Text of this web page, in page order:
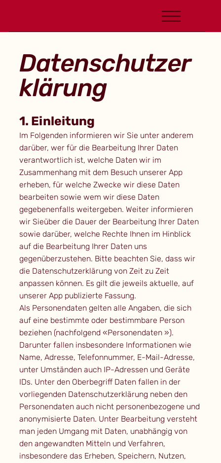
Datenschutzer
klärung
1. Einleitung
Im Folgenden informieren wir Sie unter anderem
darüber, wer für die Bearbeitung Ihrer Daten
verantwortlich ist, welche Daten wir im
Zusammenhang mit dem Besuch unserer App
erheben, für welche Zwecke wir diese Daten
bearbeiten sowie wem wir diese Daten
gegebenenfalls weitergeben. Weiter informieren
wir Sieüber die Dauer der Bearbeitung Ihrer Daten
sowie darüber, welche Rechte Ihnen im Hinblick
auf die Bearbeitung Ihrer Daten uns
gegenüberzustehen. Bitte beachten Sie, dass wir
die Datenschutzerklärung von Zeit zu Zeit
anpassen können. Es gilt die jeweils aktuelle, auf
unserer App publizierte Fassung.
Als Personendaten gelten alle Angaben, die sich
auf eine bestimmte oder bestimmbare Person
beziehen (nachfolgend «Personendaten »).
Darunter fallen insbesondere Informationen wie
Name, Adresse, Telefonnummer, E-Mail-Adresse,
unter Umständen auch IP-Adressen und Geräte
IDs. Unter den Oberbegriff Daten fallen in der
vorliegenden Datenschutzerklärung neben den
Personendaten auch nicht personenbezogene und
anonymisierte Daten. Unter Bearbeitung versteht
man jeden Umgang mit Daten, unabhängig von
den angewandten Mitteln und Verfahren,
insbesondere das Erheben, Speichern, Nutzen,